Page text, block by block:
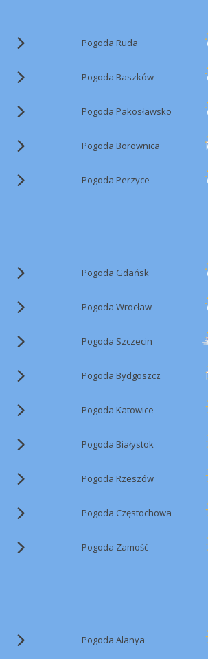
Pogoda Ruda
Pogoda Baszków
Pogoda Pakosławsko
Pogoda Borownica
Pogoda Perzyce
Pogoda Gdańsk
Pogoda Wrocław
Pogoda Szczecin
Pogoda Bydgoszcz
Pogoda Katowice
Pogoda Białystok
Pogoda Rzeszów
Pogoda Częstochowa
Pogoda Zamość
Pogoda Alanya